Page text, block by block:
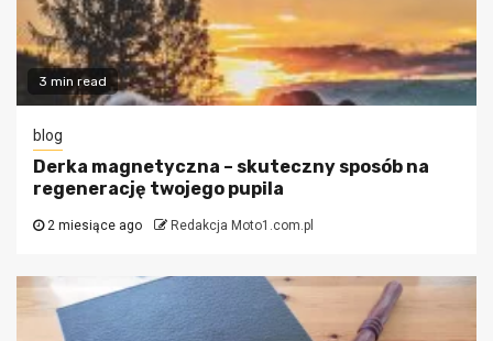
3 min read
blog
Derka magnetyczna – skuteczny sposób na
regenerację twojego pupila
2 miesiące ago Redakcja Moto1.com.pl